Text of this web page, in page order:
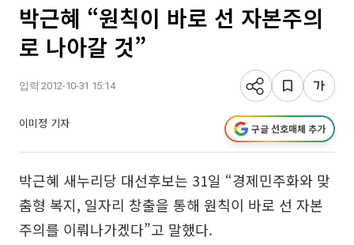
박근혜 “원칙이 바로 선 자본주의
로 나아갈 것”
입력 2012-10-31 15:14
이미정 기자 구글 선호매체 추가
박근혜 새누리당 대선후보는 31일 “경제민주화와 맞
춤형 복지, 일자리 창출을 통해 원칙이 바로 선 자본
주의를 이뤄나가겠다”고 말했다.